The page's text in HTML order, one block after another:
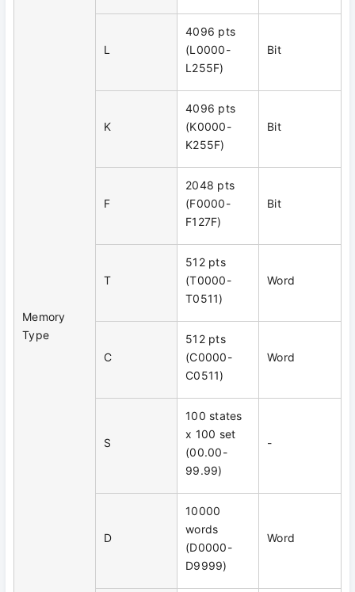
Memory
Type
L
4096 pts
(L0000-
L255F)
Bit
K
4096 pts
(K0000-
K255F)
Bit
F
2048 pts
(F0000-
F127F)
Bit
T
512 pts
(T0000-
T0511)
Word
C
512 pts
(C0000-
C0511)
Word
S
100 states
x 100 set
(00.00-
99.99)
-
D
10000
words
(D0000-
D9999)
Word